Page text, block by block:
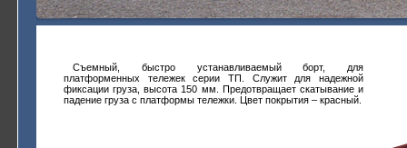
Съемный, быстро устанавливаемый борт, для
платформенных тележек серии ТП. Служит для надежной
фиксации груза, высота 150 мм. Предотвращает скатывание и
падение груза с платформы тележки. Цвет покрытия – красный.